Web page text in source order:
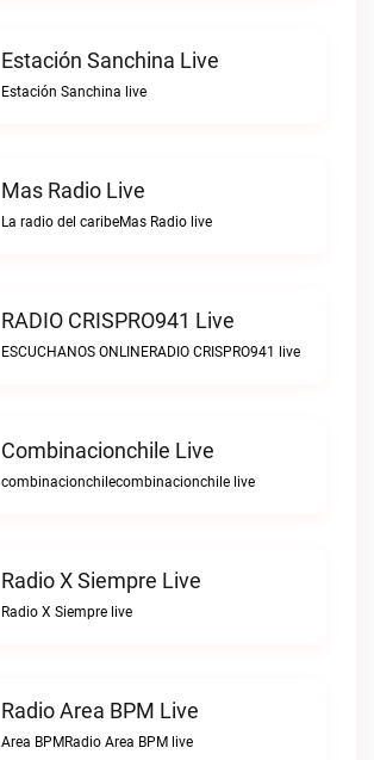
Estación Sanchina Live
Estación Sanchina live
Mas Radio Live
La radio del caribeMas Radio live
RADIO CRISPRO941 Live
ESCUCHANOS ONLINERADIO CRISPRO941 live
Combinacionchile Live
combinacionchilecombinacionchile live
Radio X Siempre Live
Radio X Siempre live
Radio Area BPM Live
Area BPMRadio Area BPM live